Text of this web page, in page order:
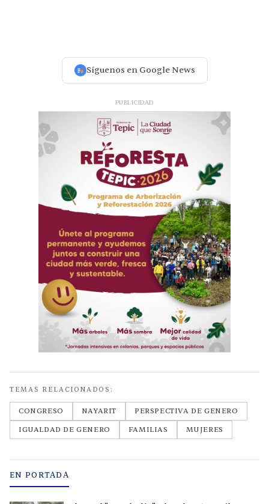
Síguenos en Google News
PUBLICIDAD
TEMAS RELACIONADOS:
CONGRESO NAYARIT
PERSPECTIVA DE GENERO
IGUALDAD DE GENERO
FAMILIAS MUJERES
EN PORTADA